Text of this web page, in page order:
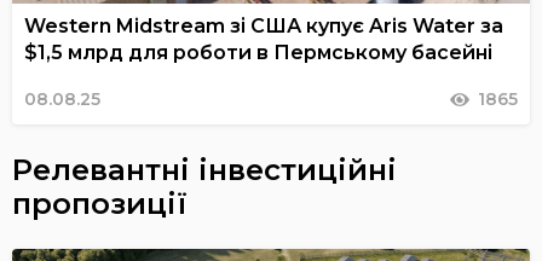
Western Midstream зі США купує Aris Water за
$1,5 млрд для роботи в Пермському басейні
08.08.25 1865
Релевантні інвестиційні
пропозиції